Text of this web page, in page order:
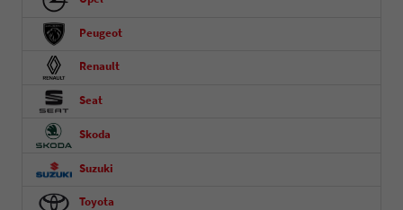
Peugeot
Renault
Seat
Skoda
Suzuki
Toyota